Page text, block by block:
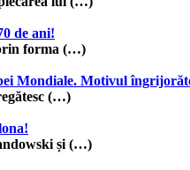
de ani!
forma (…)
Mondiale. Motivul
(…)
și (…)